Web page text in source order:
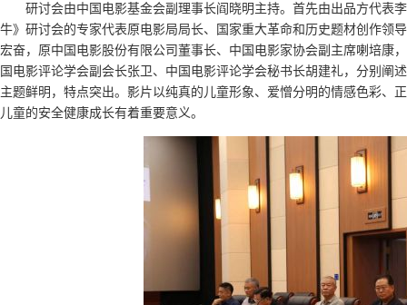
研讨会由中国电影基金会副理事长阎晓明主持。首先由出品方代表
牛》研讨会的专家代表原电影局局长、国家重大革命和历史题材创作领
宏奋，原中国电影股份有限公司董事长、中国电影家协会副主席喇培康
国电影评论学会副会长张卫、中国电影评论学会秘书长胡建礼，分别阐
主题鲜明，特点突出。影片以纯真的儿童形象、爱憎分明的情感色彩、
儿童的安全健康成长有着重要意义。